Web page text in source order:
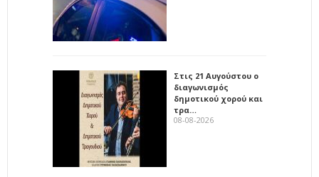
Στις 21 Αυγούστου ο
διαγωνισμός
δημοτικού χορού και
τρα…
08-08-2026